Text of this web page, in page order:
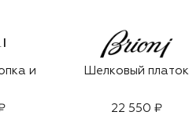
и
Шелковый платок
22 550 ₽